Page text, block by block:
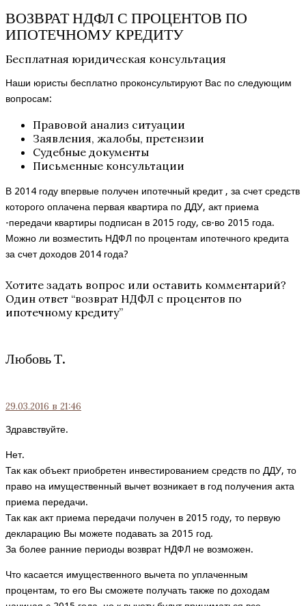
ВОЗВРАТ НДФЛ С ПРОЦЕНТОВ ПО
ИПОТЕЧНОМУ КРЕДИТУ
Бесплатная юридическая консультация
Наши юристы бесплатно проконсультируют Вас по следующим
вопросам:
Правовой анализ ситуации
Заявления, жалобы, претензии
Судебные документы
Письменные консультации
В 2014 году впервые получен ипотечный кредит , за счет средств
которого оплачена первая квартира по ДДУ, акт приема
-передачи квартиры подписан в 2015 году, св-во 2015 года.
Можно ли возместить НДФЛ по процентам ипотечного кредита
за счет доходов 2014 года?
Хотите задать вопрос или оставить комментарий?
Один ответ “возврат НДФЛ с процентов по
ипотечному кредиту”
Любовь Т.
29.03.2016 в 21:46
Здравствуйте.
Нет.
Так как объект приобретен инвестированием средств по ДДУ, то
право на имущественный вычет возникает в год получения акта
приема передачи.
Так как акт приема передачи получен в 2015 году, то первую
декларацию Вы можете подавать за 2015 год.
За более ранние периоды возврат НДФЛ не возможен.
Что касается имущественного вычета по уплаченным
процентам, то его Вы сможете получать также по доходам